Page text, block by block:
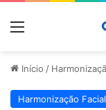
Menu
Início /
Harmonização Facial